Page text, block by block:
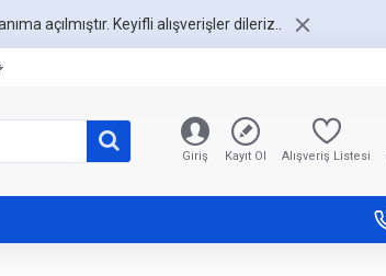
açılmıştır. Keyifli alışverişler dileriz..
Giriş Kayıt Ol Alışveriş Listesi